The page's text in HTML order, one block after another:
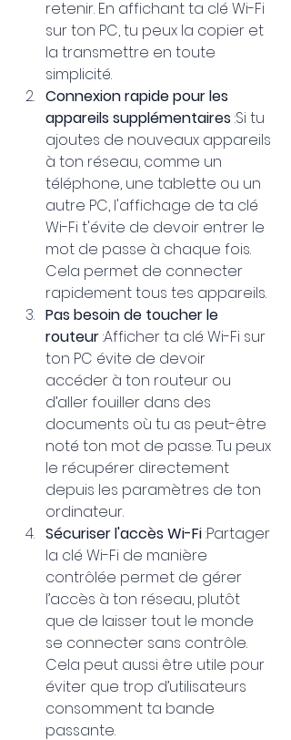
retenir. En affichant ta clé Wi-Fi
sur ton PC, tu peux la copier et
la transmettre en toute
simplicité.
Connexion rapide pour les
appareils supplémentaires :Si tu
ajoutes de nouveaux appareils
à ton réseau, comme un
téléphone, une tablette ou un
autre PC, l'affichage de ta clé
Wi-Fi t'évite de devoir entrer le
mot de passe à chaque fois.
Cela permet de connecter
rapidement tous tes appareils.
Pas besoin de toucher le
routeur :Afficher ta clé Wi-Fi sur
ton PC évite de devoir
accéder à ton routeur ou
d’aller fouiller dans des
documents où tu as peut-être
noté ton mot de passe. Tu peux
le récupérer directement
depuis les paramètres de ton
ordinateur.
Sécuriser l'accès Wi-Fi :Partager
la clé Wi-Fi de manière
contrôlée permet de gérer
l’accès à ton réseau, plutôt
que de laisser tout le monde
se connecter sans contrôle.
Cela peut aussi être utile pour
éviter que trop d’utilisateurs
consomment ta bande
passante.